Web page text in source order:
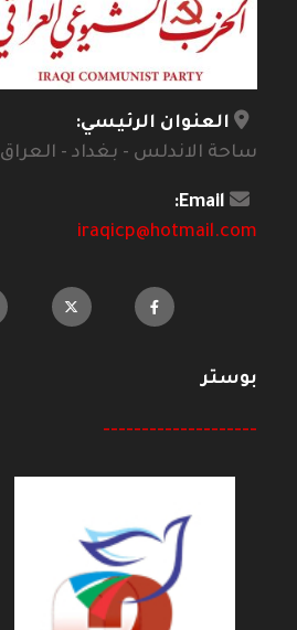
العنوان الرئيسي:
ساحة الاندلس - بغداد - العراق
Email:
iraqicp@hotmail.com
بوستر
--------------------